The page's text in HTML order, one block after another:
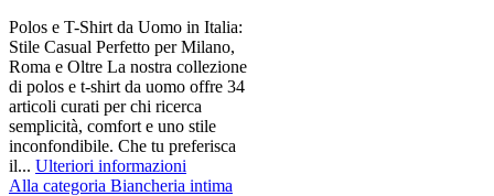
Polos e T-Shirt da Uomo in Italia:
Stile Casual Perfetto per Milano,
Roma e Oltre La nostra collezione
di polos e t-shirt da uomo offre 34
articoli curati per chi ricerca
semplicità, comfort e uno stile
inconfondibile. Che tu preferisca
il... Ulteriori informazioni
Alla categoria Biancheria intima